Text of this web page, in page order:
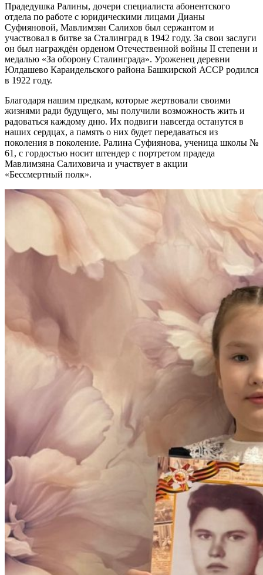
Прадедушка Ралины, дочери специалиста абонентского
отдела по работе с юридическими лицами Дианы
Суфияновой, Мавлимзян Салихов был сержантом и
участвовал в битве за Сталинград в 1942 году. За свои заслуги
он был награждён орденом Отечественной войны II степени и
медалью «За оборону Сталинграда». Уроженец деревни
Юлдашево Караидельского района Башкирской АССР родился
в 1922 году.
Благодаря нашим предкам, которые жертвовали своими
жизнями ради будущего, мы получили возможность жить и
радоваться каждому дню. Их подвиги навсегда останутся в
наших сердцах, а память о них будет передаваться из
поколения в поколение. Ралина Суфиянова, ученица школы №
61, с гордостью носит штендер с портретом прадеда
Мавлимзяна Салиховича и участвует в акции
«Бессмертный полк».